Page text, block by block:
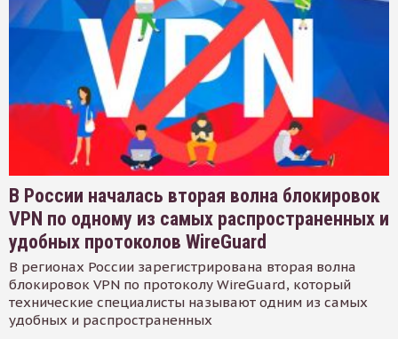
В России началась вторая волна блокировок
VPN по одному из самых распространенных и
удобных протоколов WireGuard
В регионах России зарегистрирована вторая волна
блокировок VPN по протоколу WireGuard, который
технические специалисты называют одним из самых
удобных и распространенных